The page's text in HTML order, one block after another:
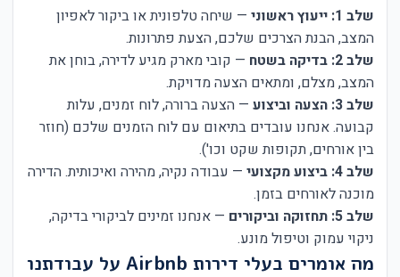
שלב 1: ייעוץ ראשוני
— שיחה טלפונית או ביקור לאפיון
המצב, הבנת הצרכים שלכם, הצעת פתרונות.
שלב 2: בדיקה בשטח
— קובי מארק מגיע לדירה, בוחן את
המצב, מצלם, ומתאים הצעה מדויקת.
שלב 3: הצעה וביצוע
— הצעה ברורה, לוח זמנים, עלות
קבועה. אנחנו עובדים בתיאום עם לוח הזמנים שלכם (חוזר
בין אורחים, תקופות שקט וכו').
שלב 4: ביצוע מקצועי
— עבודה נקיה, מהירה ואיכותית. הדירה
מוכנה לאורחים בזמן.
שלב 5: תחזוקה וביקורים
— אנחנו זמינים לביקורי בדיקה,
ניקוי עמוק וטיפול מונע.
מה אומרים בעלי דירות Airbnb על עבודתנו